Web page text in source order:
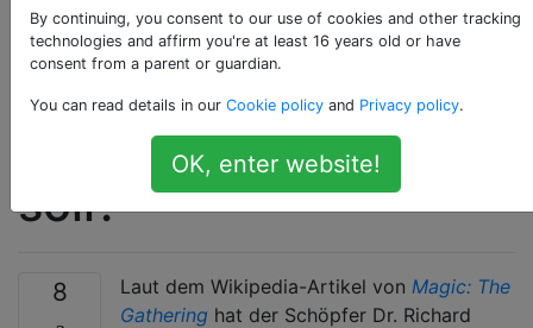
mit Würfeln
bestimmt, welche
Figur bewegt werden
soll?
8 Laut dem Wikipedia-Artikel von Magic: The
Gathering hat der Schöpfer Dr. Richard
By continuing, you consent to our use of cookies and other tracking
technologies and affirm you're at least 16 years old or have
consent from a parent or guardian.
You can read details in our Cookie policy and Privacy policy.
OK, enter website!